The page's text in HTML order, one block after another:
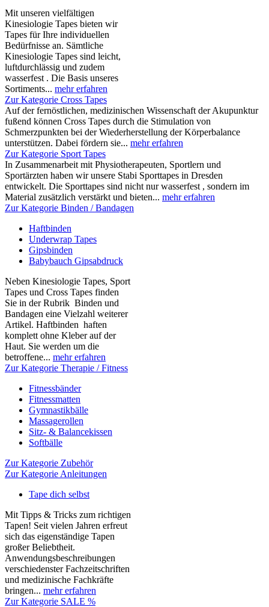
Mit unseren vielfältigen
Kinesiologie Tapes bieten wir
Tapes für Ihre individuellen
Bedürfnisse an. Sämtliche
Kinesiologie Tapes sind leicht,
luftdurchlässig und zudem
wasserfest . Die Basis unseres
Sortiments... mehr erfahren
Zur Kategorie Cross Tapes
Auf der fernöstlichen, medizinischen Wissenschaft der Akupunktur
fußend können Cross Tapes durch die Stimulation von
Schmerzpunkten bei der Wiederherstellung der Körperbalance
unterstützen. Dabei fördern sie... mehr erfahren
Zur Kategorie Sport Tapes
In Zusammenarbeit mit Physiotherapeuten, Sportlern und
Sportärzten haben wir unsere Stabi Sporttapes in Dresden
entwickelt. Die Sporttapes sind nicht nur wasserfest , sondern im
Material zusätzlich verstärkt und bieten... mehr erfahren
Zur Kategorie Binden / Bandagen
Haftbinden
Underwrap Tapes
Gipsbinden
Babybauch Gipsabdruck
Neben Kinesiologie Tapes, Sport
Tapes und Cross Tapes finden
Sie in der Rubrik Binden und
Bandagen eine Vielzahl weiterer
Artikel. Haftbinden haften
komplett ohne Kleber auf der
Haut. Sie werden um die
betroffene... mehr erfahren
Zur Kategorie Therapie / Fitness
Fitnessbänder
Fitnessmatten
Gymnastikbälle
Massagerollen
Sitz- & Balancekissen
Softbälle
Zur Kategorie Zubehör
Zur Kategorie Anleitungen
Tape dich selbst
Mit Tipps & Tricks zum richtigen
Tapen! Seit vielen Jahren erfreut
sich das eigenständige Tapen
großer Beliebtheit.
Anwendungsbeschreibungen
verschiedenster Fachzeitschriften
und medizinische Fachkräfte
bringen... mehr erfahren
Zur Kategorie SALE %